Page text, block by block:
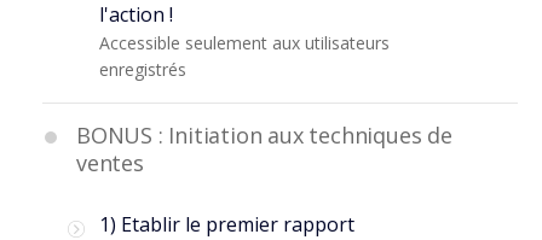
l'action !
Accessible seulement aux utilisateurs
enregistrés
BONUS : Initiation aux techniques de
ventes
1) Etablir le premier rapport